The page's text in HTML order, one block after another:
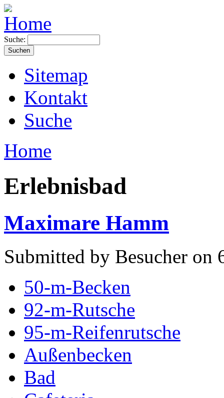
Suche:
Sitemap
Kontakt
Suche
Home
Erlebnisbad
Maximare Hamm
Submitted by Besucher
50-m-Becken
92-m-Rutsche
95-m-Reifenrutsche
Außenbecken
Bad